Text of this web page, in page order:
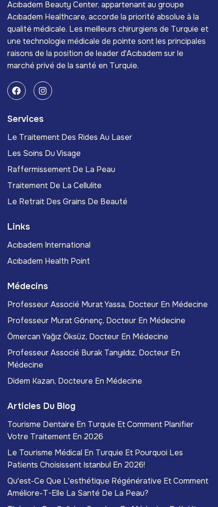
Acıbadem Beauty Center, appartenant au groupe
Acıbadem Healthcare, accorde la priorité absolue à la
qualité médicale. Les meilleurs chirurgiens de Turquie et
une technologie médicale de pointe sont les principales
raisons de la position de leader d'Acıbadem sur le
marché privé de la santé en Turquie.
Services
Le Traitement Des Rides Au Laser
Les Soins Du Visage
Raffermissement De La Peau
Traitement De La Cellulite
Le Retrait Des Grains De Beauté
Links
Acıbadem International
Acıbadem Health Point
Médecins
Professeur Associé Murat Yassa, Docteur En Médecine
Professeur Murat Gönenç, Docteur En Médecine
Ömercan Yağız Öksüz, Docteur En Médecine
Professeur Associé Burak Tanyıldız, Docteur En
Médecine
Didem Kazan, Docteure En Médecine
Articles Du Blog
Tourisme Dentaire En Turquie Et Comment Planifier
Votre Traitement En 2026
Le Tourisme Médical En Turquie Et Pourquoi Les
Patients Choisissent Istanbul En 2026!
Qu'est-Ce Que L'esthétique Régénérative Et Comment
Améliore-T-Elle La Santé De La Peau?